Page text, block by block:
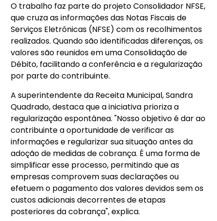
O trabalho faz parte do projeto Consolidador NFSE,
que cruza as informações das Notas Fiscais de
Serviços Eletrônicas (NFSE) com os recolhimentos
realizados. Quando são identificadas diferenças, os
valores são reunidos em uma Consolidação de
Débito, facilitando a conferência e a regularização
por parte do contribuinte.
A superintendente da Receita Municipal, Sandra
Quadrado, destaca que a iniciativa prioriza a
regularização espontânea. "Nosso objetivo é dar ao
contribuinte a oportunidade de verificar as
informações e regularizar sua situação antes da
adoção de medidas de cobrança. É uma forma de
simplificar esse processo, permitindo que as
empresas comprovem suas declarações ou
efetuem o pagamento dos valores devidos sem os
custos adicionais decorrentes de etapas
posteriores da cobrança", explica.